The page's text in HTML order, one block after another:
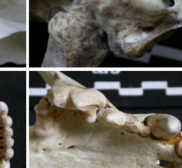
Crâne : bulle tympanique